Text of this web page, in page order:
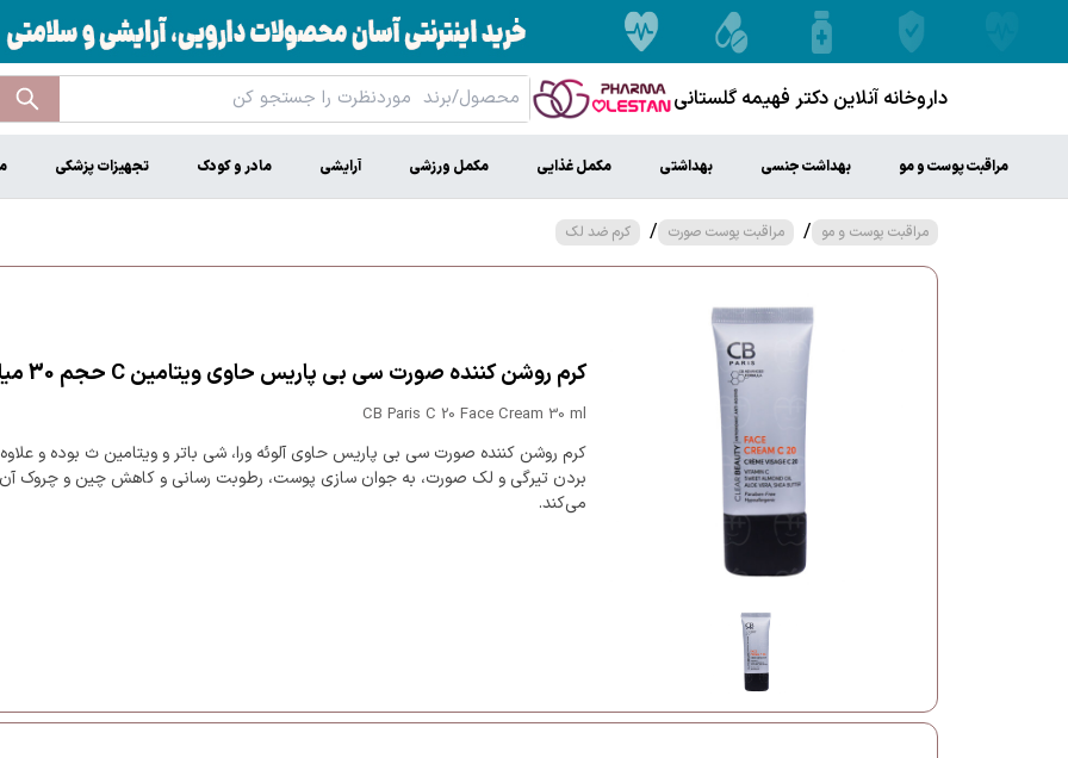
داروخانه آنلاین دکتر فهیمه گلستانی
مراقبت پوست و مو بهداشت جنسی بهداشتی مکمل غذایی مکمل ورزشی آرایشی مادر و کودک تجهیزات پزشکی
مراقبت پوست و مو / مراقبت پوست صورت / کرم ضد لک
کرم روشن کننده صورت سی بی پاریس حاوی ویتامین C حجم 30 میلی لیتر
CB Paris C 20 Face Cream 30 ml
کرم روشن کننده صورت سی بی پاریس حاوی آلوئه ورا، شی باتر و ویتامین ث بوده و علاوه
بردن تیرگی و لک صورت، به جوان سازی پوست، رطوبت رسانی و کاهش چین و چروک
می‌کند.